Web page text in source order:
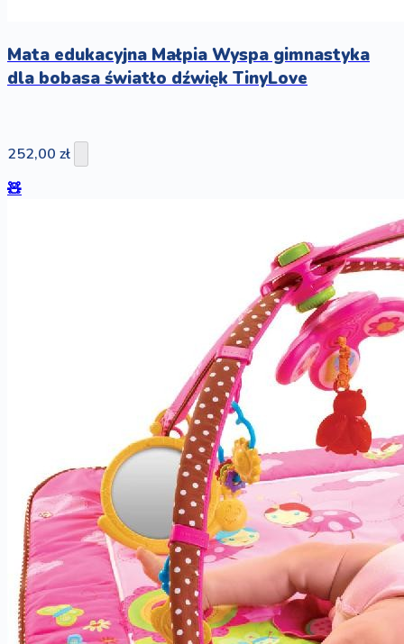
Mata edukacyjna Małpia Wyspa gimnastyka
dla bobasa światło dźwięk TinyLove
252,00 zł
🧸